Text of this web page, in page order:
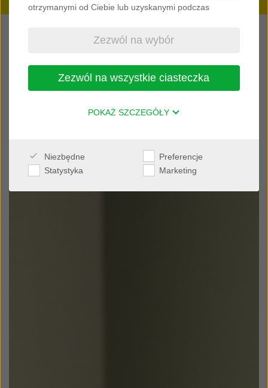
otrzymanymi od Ciebie lub uzyskanymi podczas
Zezwól na wybór
Zezwól na wszystkie ciasteczka
POKAŻ SZCZEGÓŁY
Niezbędne
Preferencje
Statystyka
Marketing